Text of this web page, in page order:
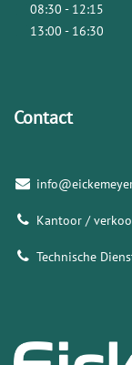
08:30 - 12:15
13:00 - 16:30
Contact
Kantoor /
Technische